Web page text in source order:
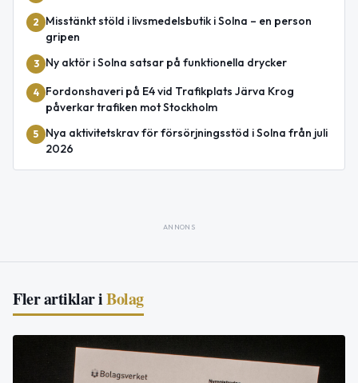
2
Misstänkt stöld i livsmedelsbutik i Solna – en person
gripen
3 Ny aktör i Solna satsar på funktionella drycker
4
Fordonshaveri på E4 vid Trafikplats Järva Krog
påverkar trafiken mot Stockholm
5
Nya aktivitetskrav för försörjningsstöd i Solna från juli
2026
ANNONS
Fler artiklar iBolag